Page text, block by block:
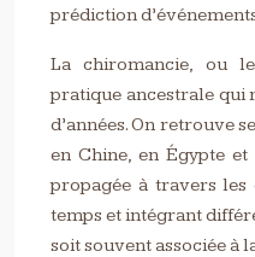
prédiction
La chiromancie, ou
pratique ancestrale qui
d’années. On retrouve
en Chine, en Égypte et
propagée à travers
temps et intégrant
soit souvent associée à